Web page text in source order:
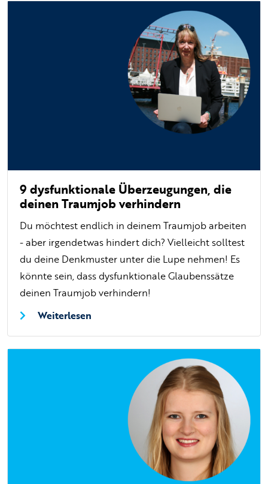
9 dysfunktionale Überzeugungen, die
deinen Traumjob verhindern
Du möchtest endlich in deinem Traumjob arbeiten
- aber irgendetwas hindert dich? Vielleicht solltest
du deine Denkmuster unter die Lupe nehmen! Es
könnte sein, dass dysfunktionale Glaubenssätze
deinen Traumjob verhindern!
Weiterlesen